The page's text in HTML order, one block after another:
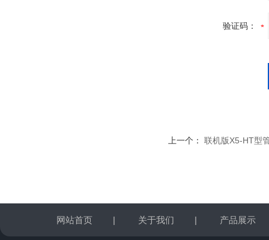
验证码：
上一个： 联机版X5-HT型
网站首页 | 关于我们 | 产品展示